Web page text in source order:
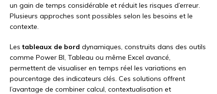
un gain de temps considérable et réduit les risques d’erreur.
Plusieurs approches sont possibles selon les besoins et le
contexte.
Lestableaux de bord dynamiques, construits dans des outils
comme Power BI, Tableau ou même Excel avancé,
permettent de visualiser en temps réel les variations en
pourcentage des indicateurs clés. Ces solutions offrent
l’avantage de combiner calcul, contextualisation et